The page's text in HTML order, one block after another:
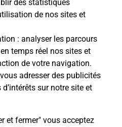
des statistiques
de nos sites et
: analyser les parcours
temps réel nos sites et
de votre navigation.
adresser des publicités
sur notre site et
et fermer" vous acceptez
Poste
à 09h00
onglet